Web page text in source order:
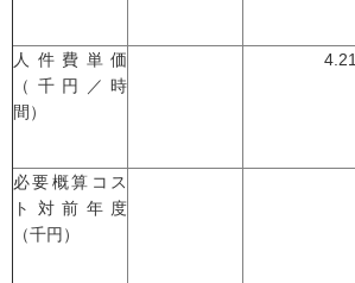
人件費単価
（千円／時
間）
4.21
必要概算コス
ト対前年度
（千円）